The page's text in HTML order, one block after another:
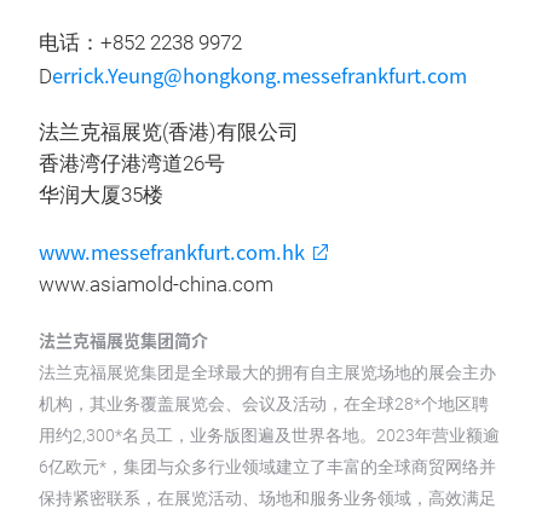
电话：+852 2238 9972
Derrick.Yeung@hongkong.messefrankfurt.com
法兰克福展览(香港)有限公司
香港湾仔港湾道26号
华润大厦35楼
www.messefrankfurt.com.hk
www.asiamold-china.com
法兰克福展览集团简介
法兰克福展览集团是全球最大的拥有自主展览场地的展会主办
机构，其业务覆盖展览会、会议及活动，在全球28*个地区聘
用约2,300*名员工，业务版图遍及世界各地。2023年营业额逾
6亿欧元*，集团与众多行业领域建立了丰富的全球商贸网络并
保持紧密联系，在展览活动、场地和服务业务领域，高效满足